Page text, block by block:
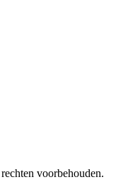
voorbehouden.